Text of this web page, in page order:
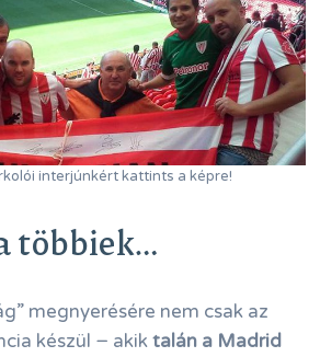
interjúnkért kattints a képre!
többiek…
megnyerésére nem csak az
készül − akiktalán a Madrid